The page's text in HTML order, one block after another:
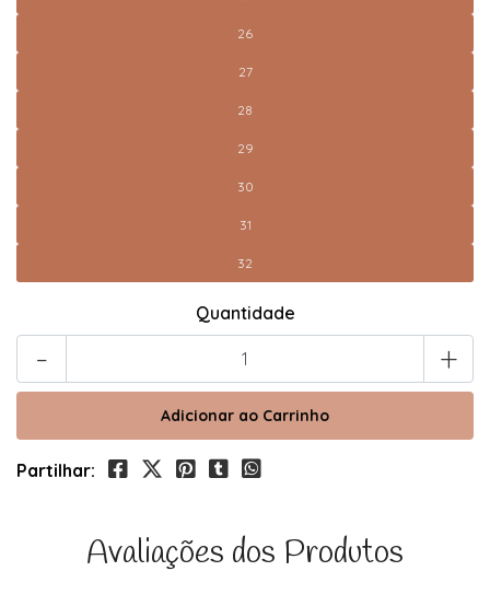
26
27
28
29
30
31
32
Quantidade
- +
Partilhar:
Avaliações dos Produtos